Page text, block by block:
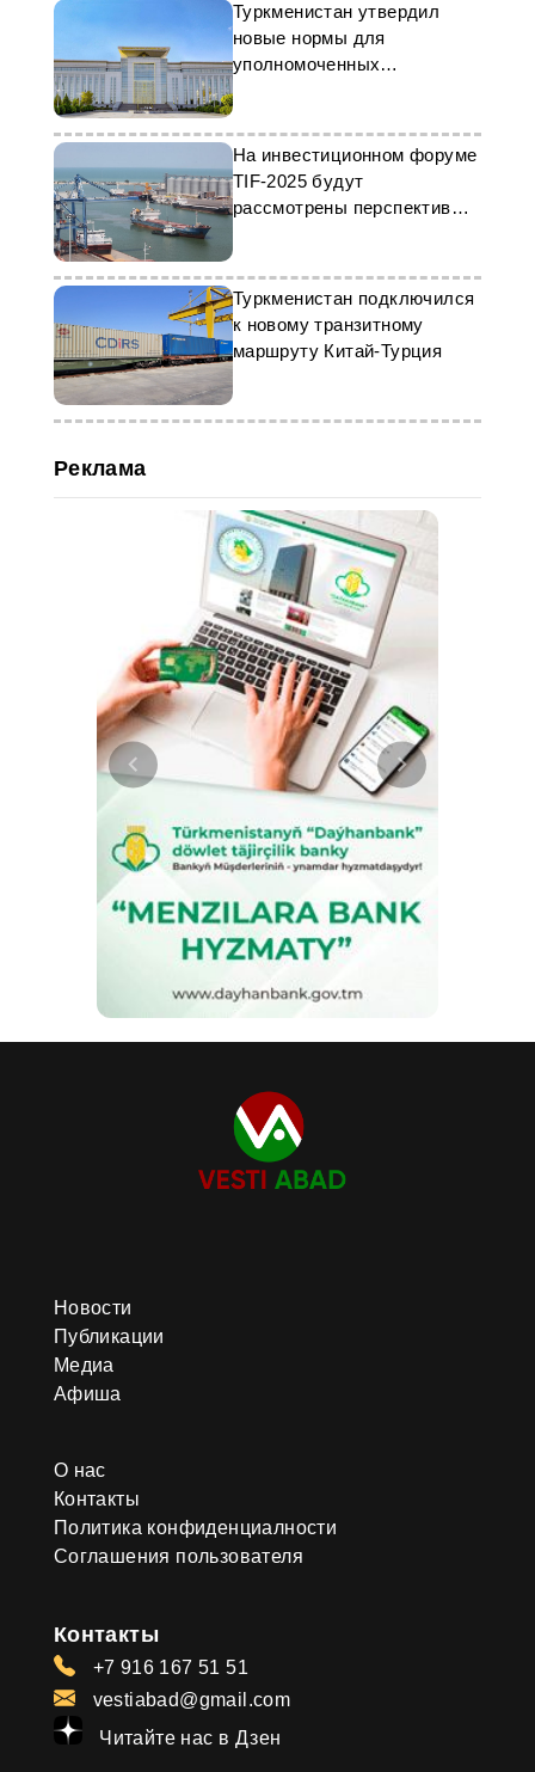
Туркменистан утвердил
новые нормы для
уполномоченных
экономических операторов
На инвестиционном форуме
TIF-2025 будут
рассмотрены перспективы
Туркменистан подключился
к новому транзитному
маршруту Китай-Турция
Реклама
Новости
Публикации
Медиа
Афиша
О нас
Контакты
Политика конфиденциалности
Соглашения пользователя
Контакты
+7 916 167 51 51
vestiabad@gmail.com
Читайте нас в Дзен